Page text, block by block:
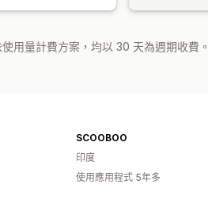
用量計費方案，均以 30 天為週期收費。
SCOOBOO
印度
使用應用程式 5年多